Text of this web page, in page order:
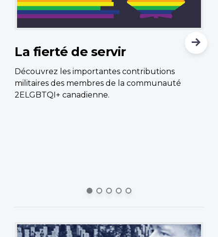
La fierté de servir
Découvrez les importantes contributions
militaires des membres de la communauté
2ELGBTQI+ canadienne.